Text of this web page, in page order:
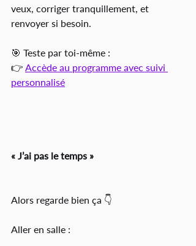
veux, corriger tranquillement, et
renvoyer si besoin.
🎯 Teste par toi-même :
👉 Accède au programme avec suivi
personnalisé
« J’ai pas le temps »
Alors regarde bien ça 👇
Aller en salle :